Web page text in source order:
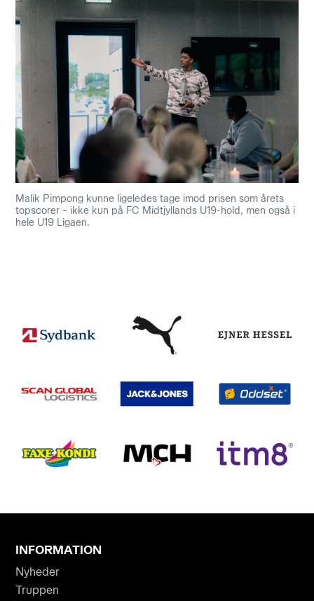
Malik Pimpong kunne ligeledes tage imod prisen som årets
topscorer – ikke kun på FC Midtjyllands U19-hold, men også i
hele U19 Ligaen.
INFORMATION
Nyheder
Truppen